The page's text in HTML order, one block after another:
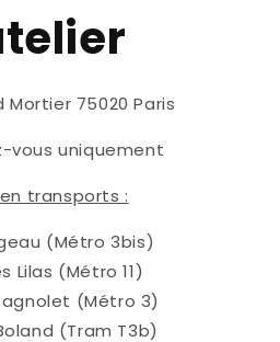
Mortier 75020 Paris
vous uniquement
transports :
(Métro 3bis)
Lilas (Métro 11)
(Métro 3)
(Tram T3b)